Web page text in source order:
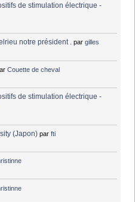
de stimulation électrique -
notre président . pargilles
Couette de cheval
de stimulation électrique -
(Japon) parfti